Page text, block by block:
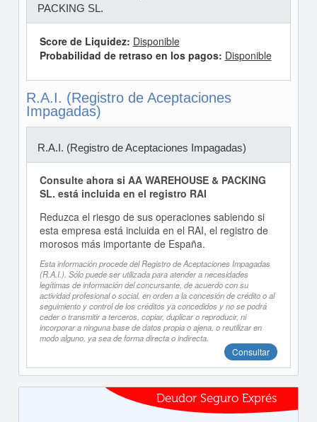
PACKING SL.
Score de Liquidez: Disponible
Probabilidad de retraso en los pagos: Disponible
R.A.I. (Registro de Aceptaciones
Impagadas)
R.A.I. (Registro de Aceptaciones Impagadas)
Consulte ahora si AA WAREHOUSE & PACKING
SL. está incluida en el registro RAI
Reduzca el riesgo de sus operaciones sabiendo si
esta empresa está incluida en el RAI, el registro de
morosos más importante de España.
Esta información procede del Registro de Aceptaciones Impagadas
(R.A.I.). Sólo puede ser utilizada para atender a necesidades
legítimas de información del concursante, de acuerdo con su
actividad profesional o social, en orden a la concesión de crédito o al
seguimiento y control de los créditos ya concedidos y no se podrá
ceder o transmitir a terceros, copiar, duplicar o reproducir, ni
incorporar a ninguna base de datos propia o ajena, o reutilizar en
modo alguno, ya sea de forma directa o indirecta.
Consultar
Deudor Seguro Exprés